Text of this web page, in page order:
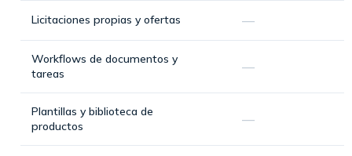
Licitaciones propias y ofertas —
Workflows de documentos y
tareas
—
Plantillas y biblioteca de
productos
—